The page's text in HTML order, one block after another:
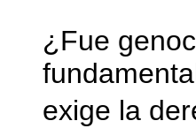
¿Fue
exige la